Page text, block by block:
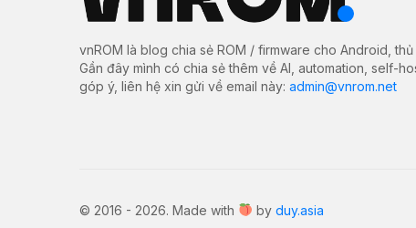
vnROM là blog chia sẻ ROM / firmware cho Android,
Gần đây mình có chia sẻ thêm về AI, automation, self-
góp ý, liên hệ xin gửi về email này: admin@vnrom.net
© 2016 - 2026. Made with by duy.asia